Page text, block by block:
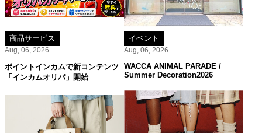
商品サービス
Aug, 06, 2026
ポイントインカムで新コンテンツ
「インカムオリパ」開始
イベント
Aug, 06, 2026
WACCA ANIMAL PARADE /
Summer Decoration2026